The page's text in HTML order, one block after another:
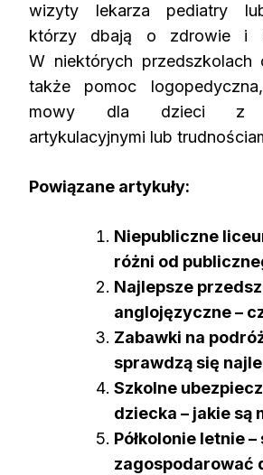
wizyty lekarza pediatry
którzy dbają o zdrowie i
W niektórych przedszkolach
także pomoc
mowy dla dzieci z
artykulacyjnymi lub
Powiązane artykuły:
Niepubliczne
różni od
Najlepsze
anglojęzyczne –
Zabawki na
sprawdzą się
Szkolne
dziecka – jakie są
Półkolonie letnie
zagospodarować